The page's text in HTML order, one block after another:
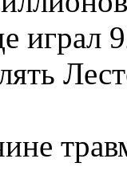
играл